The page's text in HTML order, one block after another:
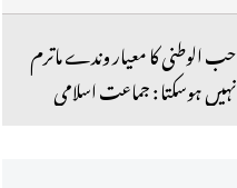
حب الوطنی کا معیار وندے ماترم
نہیں ہوسکتا : جماعت اسلامی